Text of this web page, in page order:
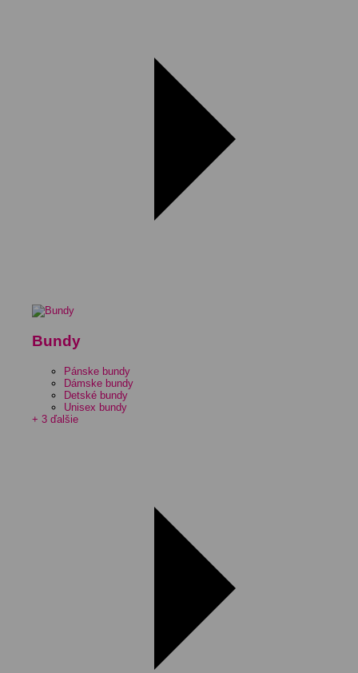
Bundy
Pánske bundy
Dámske bundy
Detské bundy
Unisex bundy
+ 3 ďalšie